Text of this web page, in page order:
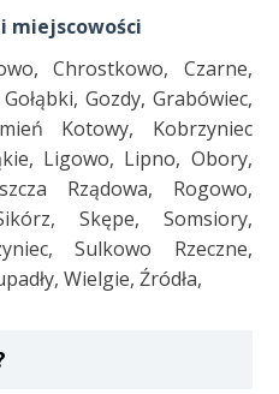
miejscowości
Chrostkowo, Czarne,
Gozdy, Grabówiec,
Kotowy, Kobrzyniec
Ligowo, Lipno, Obory,
Rządowa, Rogowo,
Skępe, Somsiory,
Sulkowo Rzeczne,
Wielgie, Źródła,